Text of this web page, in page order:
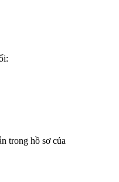
trong hồ sơ của